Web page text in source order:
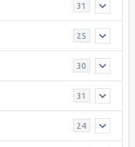
31
25
30
31
24